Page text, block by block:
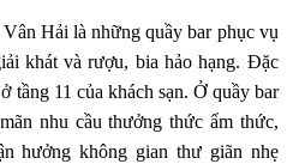
Hải là những quầy bar phục vụ
khát và rượu, bia hảo hạng. Đặc
tầng 11 của khách sạn. Ở quầy bar
nhu cầu thưởng thức ẩm thức,
hưởng không gian thư giãn nhẹ